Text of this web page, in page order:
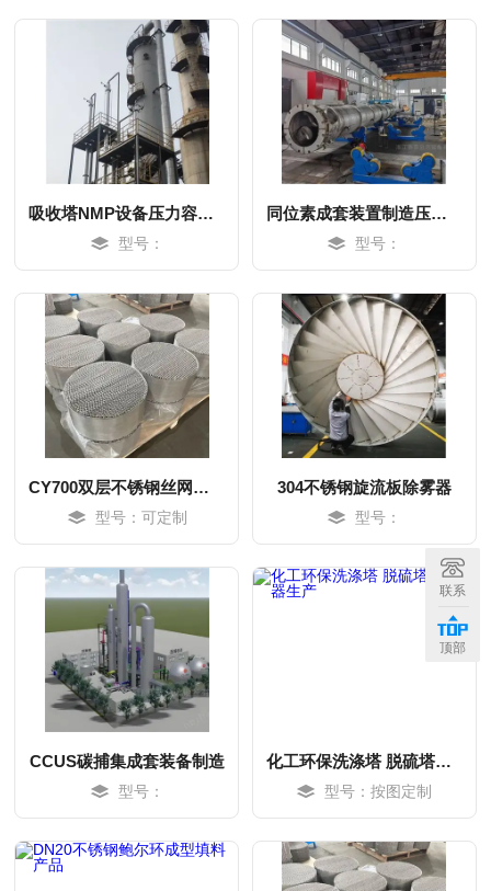
吸收塔NMP设备压力容器制造
型号：
同位素成套装置制造压力容器制作
型号：
CY700双层不锈钢丝网波纹填料0.12丝径
型号：可定制
304不锈钢旋流板除雾器
型号：
CCUS碳捕集成套装备制造
型号：
化工环保洗涤塔 脱硫塔压力容器生产
型号：按图定制
联系
顶部